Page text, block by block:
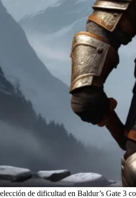
de dificultad en Baldur’s Gate 3